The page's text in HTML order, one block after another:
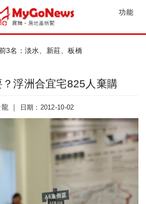
功能
、新莊、板橋
浮洲合宜宅825人棄購
｜ 日期：2012-10-02